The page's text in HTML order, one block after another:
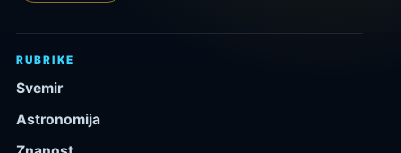
RUBRIKE
Svemir
Astronomija